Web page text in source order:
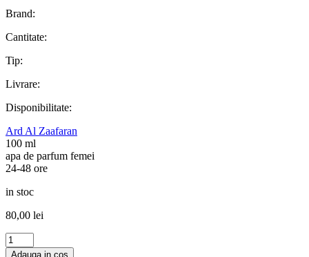
Brand:
Cantitate:
Tip:
Livrare:
Disponibilitate:
Ard Al Zaafaran
100 ml
apa de parfum femei
24-48 ore
in stoc
80,00 lei
Cantitate
VOYAGE
Adauga in cos